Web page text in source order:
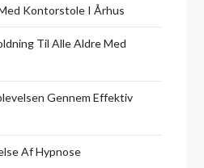
Kontorstole I Århus
Til Alle Aldre Med
Gennem Effektiv
Af Hypnose